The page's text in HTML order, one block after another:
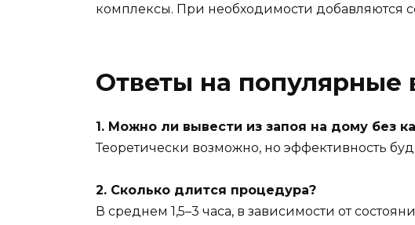
комплексы. При необходимости добавляются
Ответы на популярные
1. Можно ли вывести из запоя на дому без
Теоретически возможно, но эффективность
2. Сколько длится процедура?
В среднем 1,5–3 часа, в зависимости от